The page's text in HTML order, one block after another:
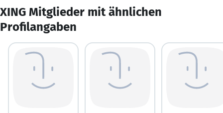
XING Mitglieder mit ähnlichen
Profilangaben